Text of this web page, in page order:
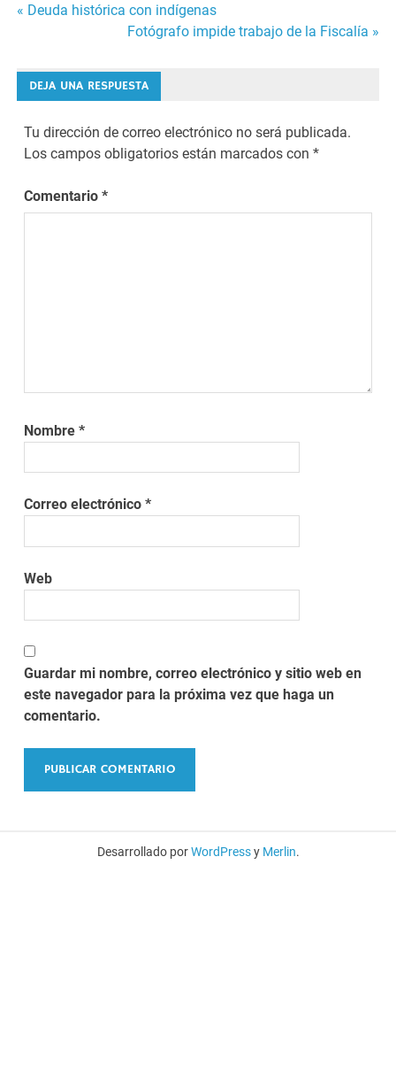
Navegación
entradas
« Deuda histórica con indígenas
Fotógrafo impide trabajo de la Fiscalía »
DEJA UNA RESPUESTA
Tu dirección de correo electrónico no será publicada.
Los campos obligatorios están marcados con*
Comentario*
Nombre*
Correo electrónico*
Web
Guardar mi nombre, correo electrónico y sitio web en
este navegador para la próxima vez que haga un
comentario.
Desarrollado porWordPressy Merlin.